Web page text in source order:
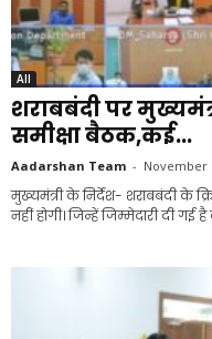
All
शराबबंदी पर
समीक्षा बैठक,कई...
Aadarshan Team - November
मुख्यमंत्री के निर्देश- शराबबंदी के
नहीं होगी। जिन्हें जिम्मेदारी दी गई